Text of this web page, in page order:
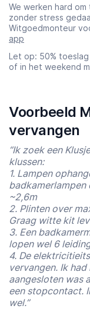
We werken hard
zonder stress
Witgoedmonteur
app
Let op: 50%
of in het weekend
Voorbeeld
vervangen
“Ik zoek een
klussen:
1. Lampen
badkamerlampen
~2,6m
2. Plinten over
Graag witte kit
3. Een
lopen wel 6
4. De
vervangen. Ik
aangesloten was
een stopcontact.
wel.”